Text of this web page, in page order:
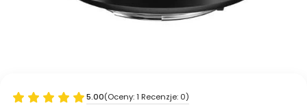
5.00(Oceny: 1 Recenzje: 0)